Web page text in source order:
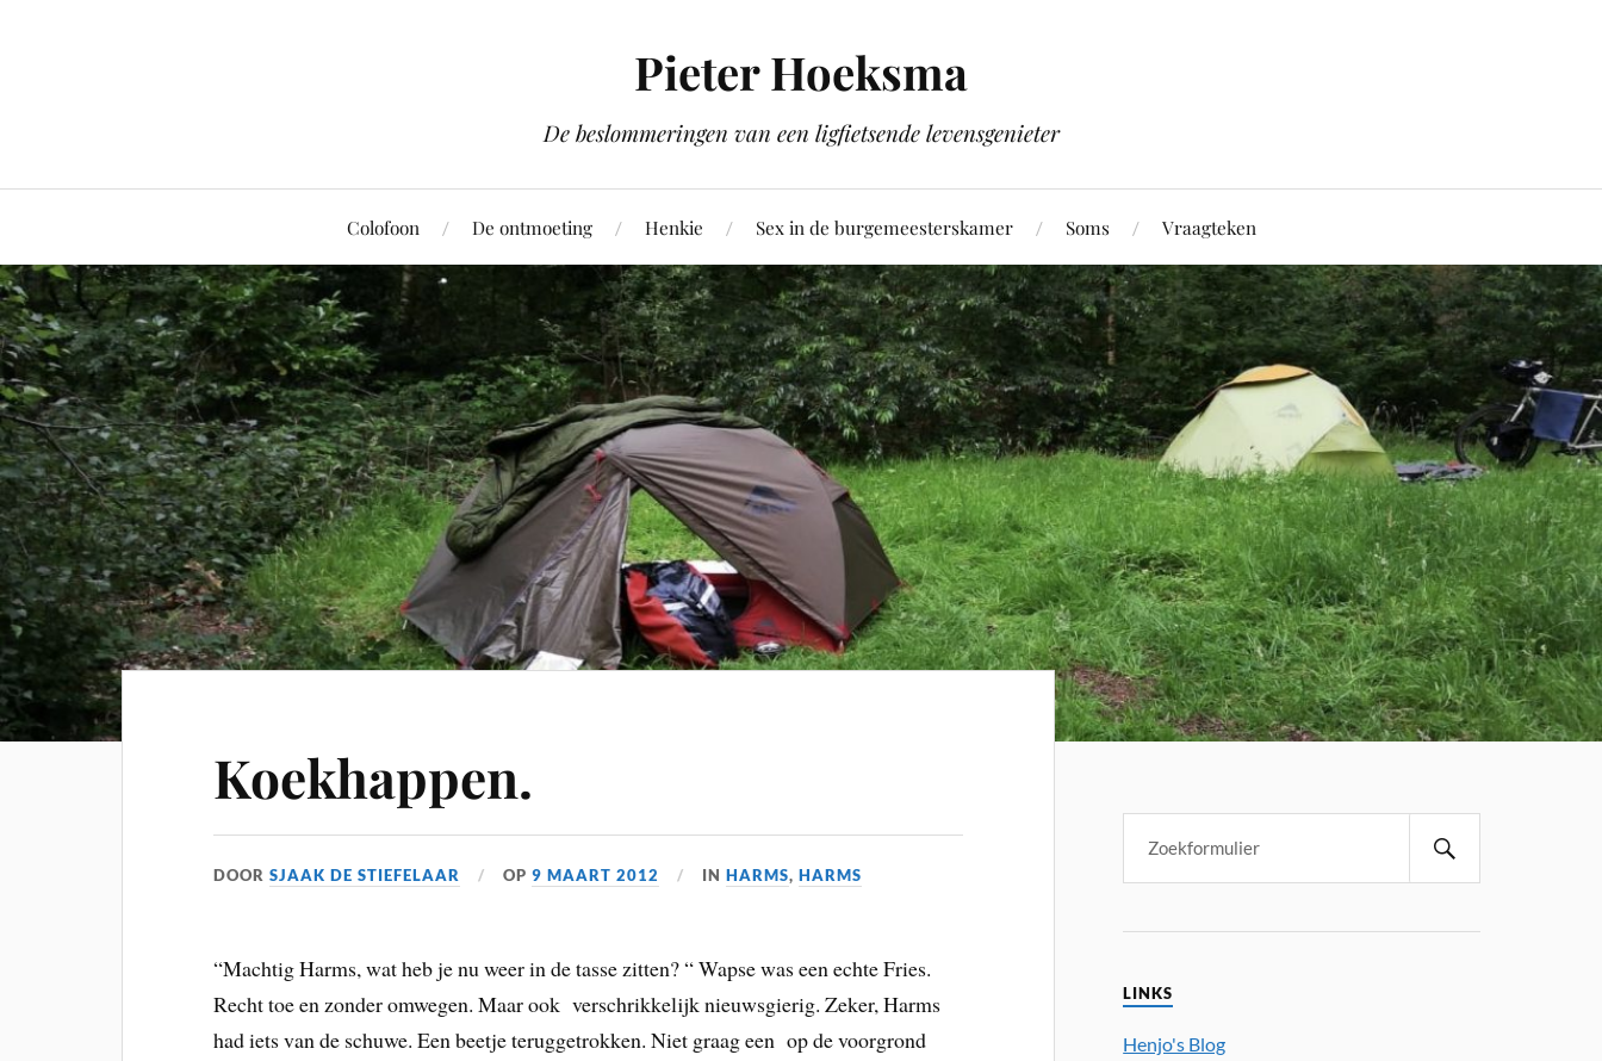
Pieter Hoeksma
De beslommeringen van een ligfietsende levensgenieter
Colofoon De ontmoeting Henkie Sex in de burgemeesterskamer Soms Vraagteken
Koekhappen.
DOORSJAAK DE STIEFELAAR OP9 MAART 2012 INHARMS,HARMS
“Machtig Harms, wat heb je nu weer in de tasse zitten? “ Wapse was een echte Fries.
Recht toe en zonder omwegen. Maar ook verschrikkelijk nieuwsgierig. Zeker, Harms
had iets van de schuwe. Een beetje teruggetrokken. Niet graag een op de voorgrond
LINKS
Henjo's Blog